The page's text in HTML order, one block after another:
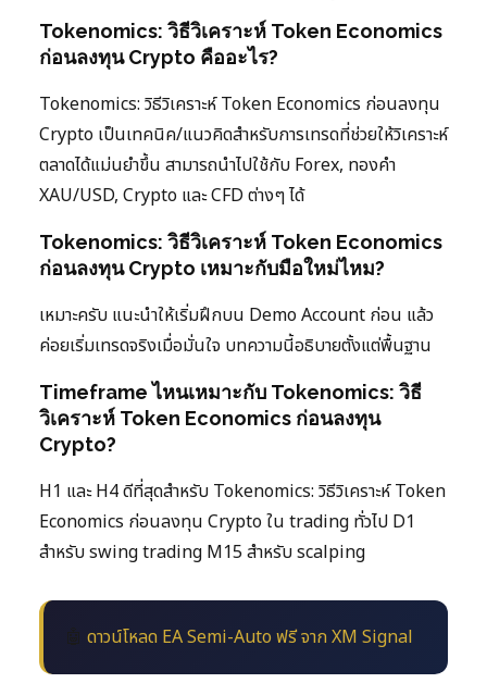
Tokenomics: วิธีวิเคราะห์ Token Economics
ก่อนลงทุน Crypto คืออะไร?
Tokenomics: วิธีวิเคราะห์ Token Economics ก่อนลงทุน
Crypto เป็นเทคนิค/แนวคิดสำหรับการเทรดที่ช่วยให้วิเคราะห์
ตลาดได้แม่นยำขึ้น สามารถนำไปใช้กับ Forex, ทองคำ
XAU/USD, Crypto และ CFD ต่างๆ ได้
Tokenomics: วิธีวิเคราะห์ Token Economics
ก่อนลงทุน Crypto เหมาะกับมือใหม่ไหม?
เหมาะครับ แนะนำให้เริ่มฝึกบน Demo Account ก่อน แล้ว
ค่อยเริ่มเทรดจริงเมื่อมั่นใจ บทความนี้อธิบายตั้งแต่พื้นฐาน
Timeframe ไหนเหมาะกับ Tokenomics: วิธี
วิเคราะห์ Token Economics ก่อนลงทุน
Crypto?
H1 และ H4 ดีที่สุดสำหรับ Tokenomics: วิธีวิเคราะห์ Token
Economics ก่อนลงทุน Crypto ใน trading ทั่วไป D1
สำหรับ swing trading M15 สำหรับ scalping
ดาวน์โหลด EA Semi-Auto ฟรี จาก XM Signal